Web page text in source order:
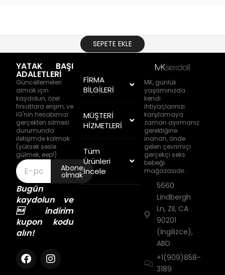
SEPETE EKLE
YATAK BAŞI
ADALETLERİ
Güncellemeleri
almak için
kaydolun, özel
fırsatlara erişim, ve
IG'nin hesabımızı
gerçekten silmesi
durumunda
iletişimde kalmak
(yüksek sesle
gülmek, eep!)
Abone
olmak
Bugün
kaydolun ve
 indirim
kupon kodu
alın!
FİRMA
BİLGİLERİ
MÜŞTERİ
HİZMETLERİ
Tüm
Ürünleri
İncele
MK, günlük
yaşamınızda
kendi
ihtiyaçlarınızı
karşılamaya
zaman ayırmanız
gerektiğine
inanan, önde
gelen çevrimiçi
gerçekçi seks
bebeği
mağazasıdır..
5660
Lindbergh
Ln, Zil, CA
90201
(İngilizce),
ABD
+1(909)858-
3189